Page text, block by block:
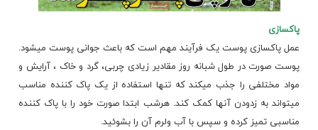
پاکسازی
عمل پاکسازی پوست یک فرآیند مهم است که باعث جوانی پوست میشود.
پوست صورت در طول شبانه روز مقادیر زیادی چربی، گرد و خاک ، آرایش و
مواد مختلفی را جذب میکند که تنها استفاده از یک پاک کننده مناسب
میتواند به زدودن آنها کمک کند.هرشب ابتدا صورت خود را با پاک کننده
مناسبی تمیز کرده و سپس با آب ولرم آن را بشوئید.